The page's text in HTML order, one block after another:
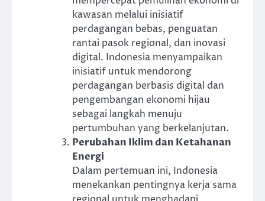
kawasan melalui inisiatif
perdagangan bebas, penguatan
rantai pasok regional, dan inovasi
digital. Indonesia menyampaikan
inisiatif untuk mendorong
perdagangan berbasis digital dan
pengembangan ekonomi hijau
sebagai langkah menuju
pertumbuhan yang berkelanjutan.
Perubahan Iklim dan Ketahanan
Energi
Dalam pertemuan ini, Indonesia
menekankan pentingnya kerja sama